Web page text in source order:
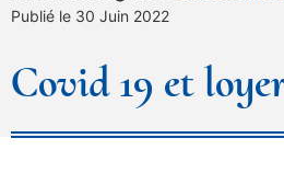
Publié le 30 Juin 2022
Covid 19 et